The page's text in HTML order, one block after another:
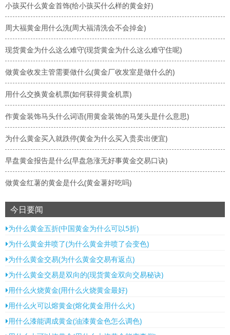
小孩买什么黄金首饰(给小孩买什么样的黄金好)
周大福黄金用什么洗(周大福清洗会不会掉金)
现货黄金为什么这么难守(现货黄金为什么这么难守住呢)
做黄金收发主管需要做什么(黄金厂收发室是做什么的)
用什么交换黄金机票(如何获得黄金机票)
作黄金装饰马头什么词语(用黄金装饰的马笼头是什么意思)
为什么黄金买入就跌停(黄金为什么买入贵卖出便宜)
早盘黄金报告是什么(早盘急涨无好事黄金交易口诀)
做黄金红薯的黄金是什么(黄金薯好吃吗)
今日要闻
为什么黄金五折(中国黄金为什么可以5折)
为什么黄金井喷了(为什么黄金井喷了会变色)
为什么黄金交易(为什么黄金交易有返点)
为什么黄金交易是双向的(现货黄金双向交易秘诀)
用什么火烧黄金(用什么火烧黄金最好)
用什么火可以熔黄金(熔化黄金用什么火)
用什么漆能调成黄金(油漆黄金色怎么调色)